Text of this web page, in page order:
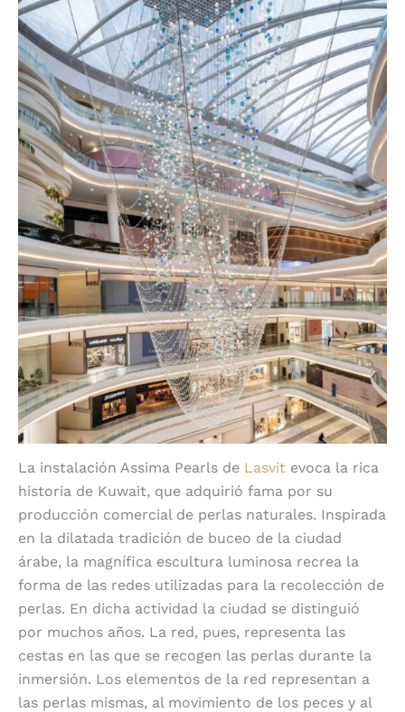
La instalación Assima Pearls de Lasvit evoca la rica
historia de Kuwait, que adquirió fama por su
producción comercial de perlas naturales. Inspirada
en la dilatada tradición de buceo de la ciudad
árabe, la magnífica escultura luminosa recrea la
forma de las redes utilizadas para la recolección de
perlas. En dicha actividad la ciudad se distinguió
por muchos años. La red, pues, representa las
cestas en las que se recogen las perlas durante la
inmersión. Los elementos de la red representan a
las perlas mismas, al movimiento de los peces y al